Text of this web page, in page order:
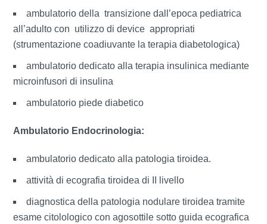
ambulatorio della transizione dall’epoca pediatrica
all’adulto con utilizzo di device appropriati
(strumentazione coadiuvante la terapia diabetologica)
ambulatorio dedicato alla terapia insulinica mediante
microinfusori di insulina
ambulatorio piede diabetico
Ambulatorio Endocrinologia:
ambulatorio dedicato alla patologia tiroidea.
attività di ecografia tiroidea di II livello
diagnostica della patologia nodulare tiroidea tramite
esame citolologico con agosottile sotto guida ecografica